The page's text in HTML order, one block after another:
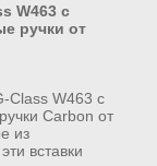
W463 с
ручки от
Class W463 с
Carbon от
из
вставки